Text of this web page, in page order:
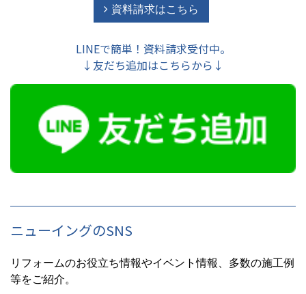
資料請求はこちら
LINEで簡単！資料請求受付中。
↓友だち追加はこちらから↓
ニューイングのSNS
リフォームのお役立ち情報やイベント情報、多数の施工例
等をご紹介。